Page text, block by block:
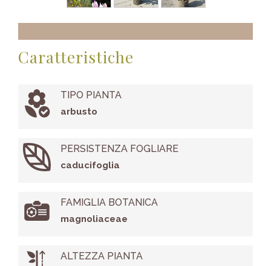
Caratteristiche
TIPO PIANTA
arbusto
PERSISTENZA FOGLIARE
caducifoglia
FAMIGLIA BOTANICA
magnoliaceae
ALTEZZA PIANTA